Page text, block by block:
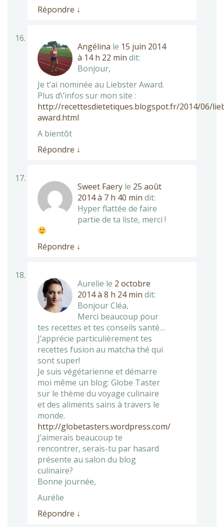
Répondre ↓
Angélina le 15 juin 2014
à 14 h 22 min dit:
Bonjour,
Je t’ai nominée au Liebster Award.
Plus d\’infos sur mon site :
http://recettesdietetiques.blogspot.fr/2014/06/
award.html
A bientôt
Répondre ↓
Sweet Faery le 25 août
2014 à 7 h 40 min dit:
Hyper flattée de faire
partie de ta liste, merci !
Répondre ↓
Aurelie le 2 octobre
2014 à 8 h 24 min dit:
Bonjour Cléa,
Merci beaucoup pour
tes recettes et tes conseils santé…
J’apprécie particulièrement tes
recettes fusion au matcha thé qui
sont super!
Je suis végétarienne et démarre
moi même un blog: Globe Taster
sur le thème du voyage culinaire
et des aliments sains à travers le
monde.
http://globetasters.wordpress.com/
J’aimerais beaucoup te
rencontrer, serais-tu par hasard
présente au salon du blog
culinaire?
Bonne journée,
Aurélie
Répondre ↓